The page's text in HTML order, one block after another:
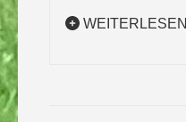
WEITERLESEN